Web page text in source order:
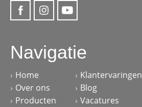
Navigatie
Home
Over ons
Producten
Klantervaringen
Blog
Vacatures